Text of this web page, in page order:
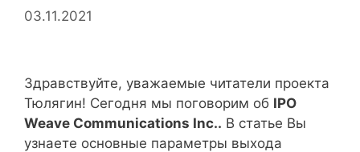
03.11.2021
Здравствуйте, уважаемые читатели проекта
Тюлягин! Сегодня мы поговорим об IPO
Weave Communications Inc.. В статье Вы
узнаете основные параметры выхода